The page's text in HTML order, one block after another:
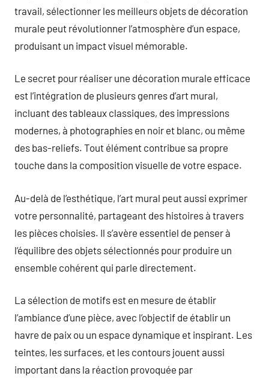
travail, sélectionner les meilleurs objets de décoration
murale peut révolutionner l’atmosphère d’un espace,
produisant un impact visuel mémorable.
Le secret pour réaliser une décoration murale efficace
est l’intégration de plusieurs genres d’art mural,
incluant des tableaux classiques, des impressions
modernes, à photographies en noir et blanc, ou même
des bas-reliefs. Tout élément contribue sa propre
touche dans la composition visuelle de votre espace.
Au-delà de l’esthétique, l’art mural peut aussi exprimer
votre personnalité, partageant des histoires à travers
les pièces choisies. Il s’avère essentiel de penser à
l’équilibre des objets sélectionnés pour produire un
ensemble cohérent qui parle directement.
La sélection de motifs est en mesure de établir
l’ambiance d’une pièce, avec l’objectif de établir un
havre de paix ou un espace dynamique et inspirant. Les
teintes, les surfaces, et les contours jouent aussi
important dans la réaction provoquée par